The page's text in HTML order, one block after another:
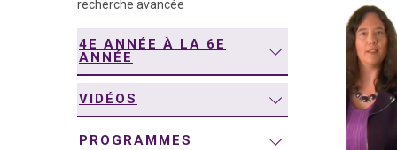
recherche avancée
4E ANNÉE À LA 6E
ANNÉE
VIDÉOS
PROGRAMMES